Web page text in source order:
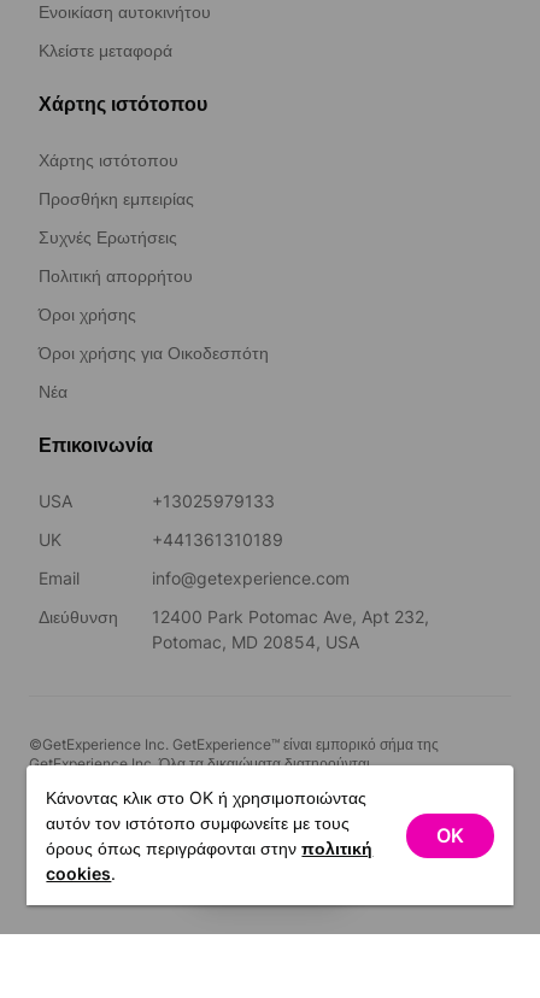
ΦΊΛΤΡΑ
Ενοικίαση αυτοκινήτου
Κλείστε μεταφορά
Χάρτης ιστότοπου
Χάρτης ιστότοπου
Προσθήκη εμπειρίας
Συχνές Ερωτήσεις
Πολιτική απορρήτου
Όροι χρήσης
Όροι χρήσης για Οικοδεσπότη
Νέα
Επικοινωνία
USA
+13025979133
UK
+441361310189
Email
info@getexperience.com
Διεύθυνση
12400 Park Potomac Ave, Apt 232,
Potomac, MD 20854, USA
©GetExperience Inc. GetExperience™ είναι εμπορικό σήμα της
GetExperience Inc. Όλα τα δικαιώματα διατηρούνται.
Ελληνικά
Κάνοντας κλικ στο OK ή χρησιμοποιώντας
αυτόν τον ιστότοπο συμφωνείτε με τους
όρους όπως περιγράφονται στηνπολιτική
cookies.
OK